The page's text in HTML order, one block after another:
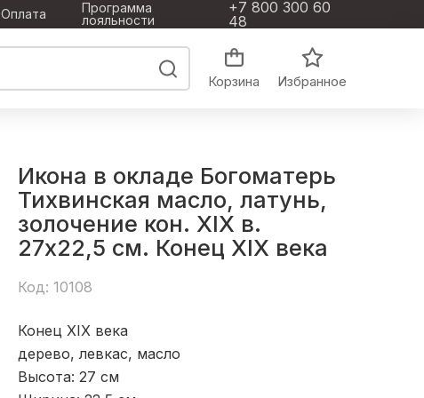
Оплата
Программа
лояльности
+7 800 300 60
48
Корзина Избранное
Икона в окладе Богоматерь
Тихвинская масло, латунь,
золочение кон. XIX в.
27x22,5 см. Конец XIX века
Код: 10108
Конец XIX века
дерево, левкас, масло
Высота: 27 см